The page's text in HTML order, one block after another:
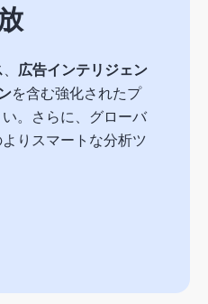
広告インテリジェン
を含む強化されたプ
。さらに、グローバ
りスマートな分析ツ